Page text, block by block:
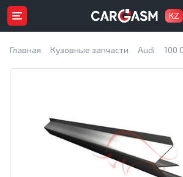
KZ
Главная Кузовные запчасти Audi 100